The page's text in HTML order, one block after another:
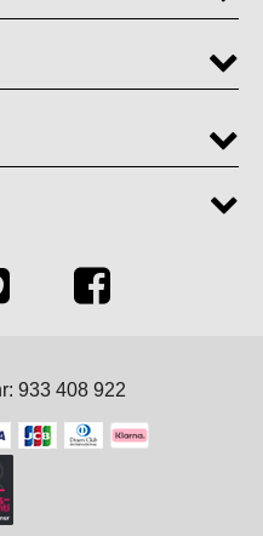
933 408 922